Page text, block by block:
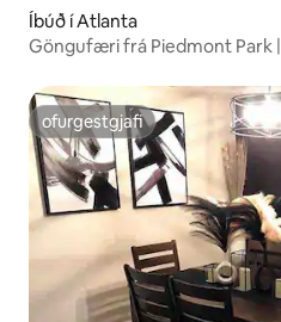
Íbúð í Atlanta
Göngufæri frá Piedmont Park
ofurgestgjafi
ofurgestgjafi